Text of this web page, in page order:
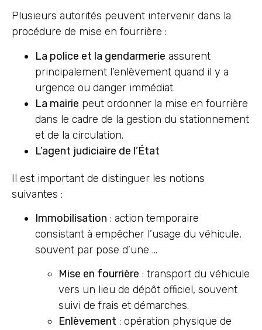
Plusieurs autorités peuvent intervenir dans la
procédure de mise en fourrière :
La police et la gendarmerie assurent
principalement l’enlèvement quand il y a
urgence ou danger immédiat.
La mairie peut ordonner la mise en fourrière
dans le cadre de la gestion du stationnement
et de la circulation.
L’agent judiciaire de l’État
Il est important de distinguer les notions
suivantes :
Immobilisation : action temporaire
consistant à empêcher l’usage du véhicule,
souvent par pose d’une …
Mise en fourrière : transport du véhicule
vers un lieu de dépôt officiel, souvent
suivi de frais et démarches.
Enlèvement : opération physique de